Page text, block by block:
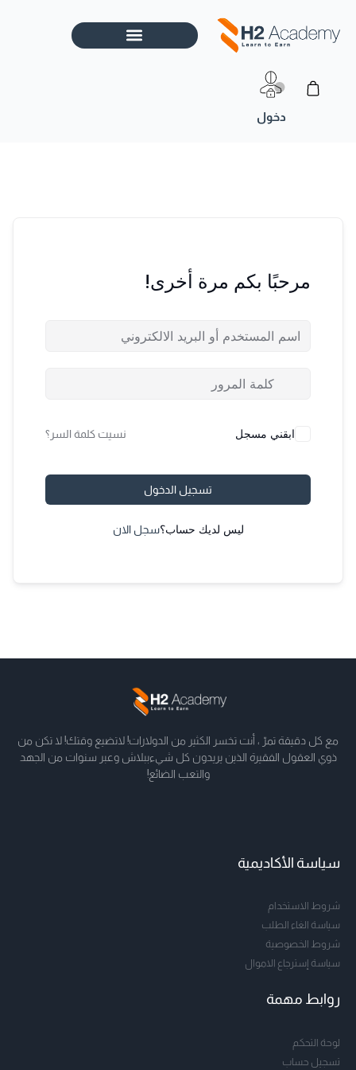
المحتوى
Cart
مرحبًا بكم مرة أخرى!
ابقني مسجل نسيت كلمة السر؟
تسجيل الدخول
ليس لديك حساب؟سجل الان
مع كل دقيقة تمرّ ، أنت تخسر الكثير من الدولارات! لاتضيع وقتك! لا تكن من
ذوي العقول الفقيرة الذين يريدون كل شيءببلاش وعبر سنوات من الجهد
والتعب الضائع!
سياسة الأكاديمية
شروط الاستخدام
سياسة الغاء الطلب
شروط الخصوصية
سياسة إسترجاع الاموال
روابط مهمة
لوحة التحكم
تسجيل حساب